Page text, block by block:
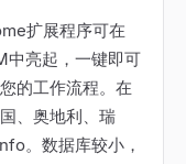
扩展程序可在
亮起，一键即可
的工作流程。在
、奥地利、瑞
。数据库较小，